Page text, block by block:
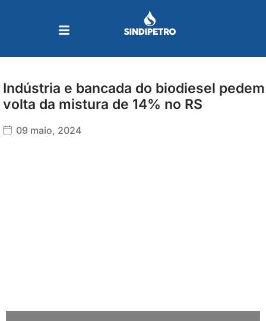
Indústria e bancada do biodiesel pedem
volta da mistura de 14% no RS
09 maio, 2024